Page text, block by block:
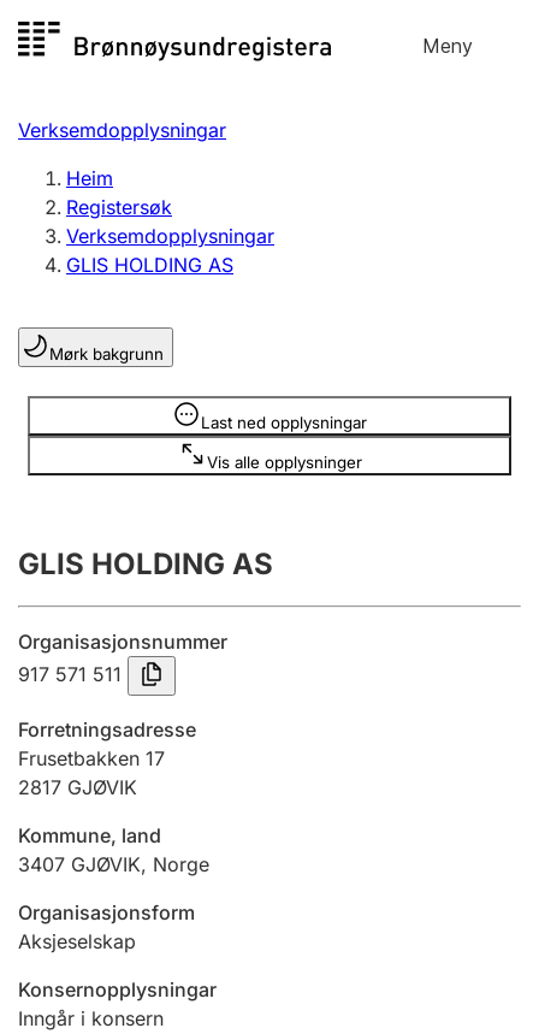
til
Meny
Registersøk
Aksjeselskap
Enkeltpersonføretak
Registrere, endre, slette
Lag og foreining
Registrere, endre, slette
Årsrekneskap
Innsending og forseinkingsgebyr
Tinglysing
Jeger
Ektepaktrettleiaren
Andre tema
Verksemdopplysningar
Heim
Registersøk
Verksemdopplysningar
GLIS HOLDING AS
Mørk bakgrunn
Last ned opplysningar
Vis alle opplysninger
Opplysninger er skjult
GLIS HOLDING AS
Organisasjonsnummer
917 571 511
Forretningsadresse
Frusetbakken 17
2817 GJØVIK
Kommune, land
3407 GJØVIK, Norge
Organisasjonsform
Aksjeselskap
Konsernopplysningar
Inngår i konsern